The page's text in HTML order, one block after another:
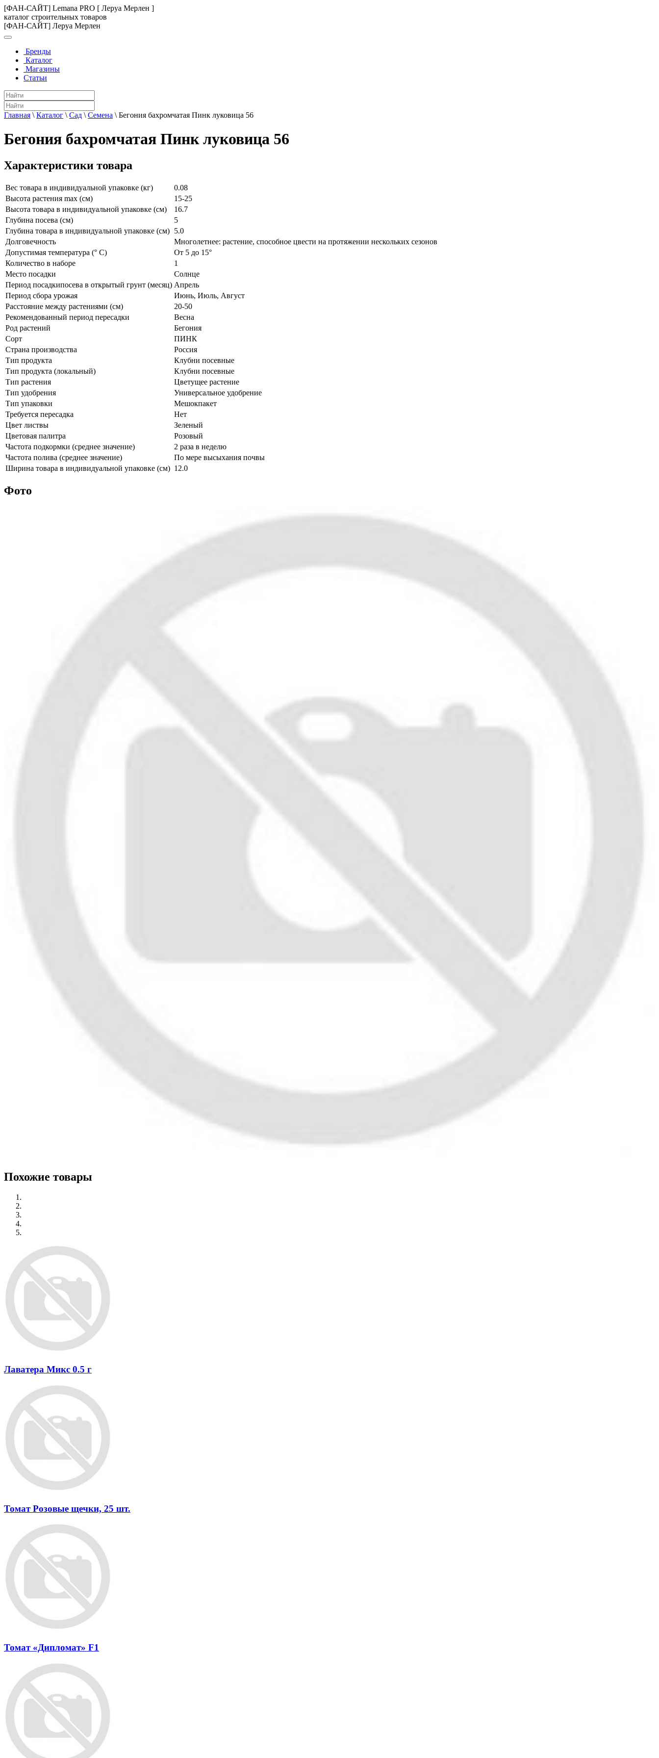
[ФАН-САЙТ] Lemana PRO [ Леруа Мерлен ]
каталог строительных товаров
[ФАН-САЙТ] Леруа Мерлен
Бренды
Каталог
Магазины
Статьи
Главная \ Каталог \ Сад \ Семена \ Бегония бахромчатая Пинк луковица 56
Бегония бахромчатая Пинк луковица 56
Характеристики товара
Вес товара в индивидуальной упаковке (кг)
0.08
Высота растения max (см)
15-25
Высота товара в индивидуальной упаковке (см)
16.7
Глубина посева (см)
5
Глубина товара в индивидуальной упаковке (см) 5.0
Долговечность
Многолетнее: растение, способное цвести на протяжении нескольких сезонов
Допустимая температура (° C)
От 5 до 15°
Количество в наборе
1
Место посадки
Солнце
Период посадкипосева в открытый грунт (месяц) Апрель
Период сбора урожая
Июнь, Июль, Август
Расстояние между растениями (см)
20-50
Рекомендованный период пересадки
Весна
Род растений
Бегония
Сорт
ПИНК
Страна производства
Россия
Тип продукта
Клубни посевные
Тип продукта (локальный)
Клубни посевные
Тип растения
Цветущее растение
Тип удобрения
Универсальное удобрение
Тип упаковки
Мешокпакет
Требуется пересадка
Нет
Цвет листвы
Зеленый
Цветовая палитра
Розовый
Частота подкормки (среднее значение)
2 раза в неделю
Частота полива (среднее значение)
По мере высыхания почвы
Ширина товара в индивидуальной упаковке (см) 12.0
Фото
Похожие товары
Лаватера Микс 0.5 г
Томат Розовые щечки, 25 шт.
Томат «Дипломат» F1